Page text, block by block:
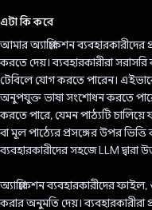
এটা কি করে
আমার অ্যাপ্লিকেশন
করতে দেয়। ব্যবহারকারীরা
টেবিলে যোগ করতে পারেন।
অনুপযুক্ত ভাষা সংশোধন করতে
করতে পারে, যেমন পাঠ্যটি চালিয়ে
বা মূল পাঠ্যের প্রসঙ্গের উপর
ব্যবহারকারীদের সহজে LLM দ্বারা
অ্যাপ্লিকেশন ব্যবহারকারীদের
করার অনুমতি দেয়। ব্যবহারকারীরা